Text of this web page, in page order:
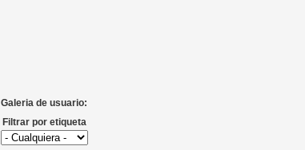
Galeria de usuario:
Filtrar por etiqueta